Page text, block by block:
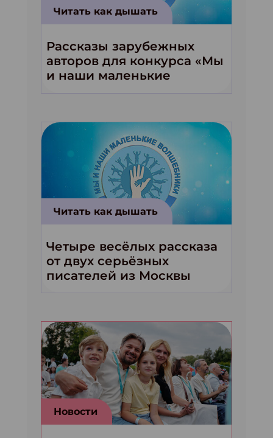
Читать как дышать
Рассказы зарубежных
авторов для конкурса «Мы
и наши маленькие
волшебники!»
Читать как дышать
Четыре весёлых рассказа
от двух серьёзных
писателей из Москвы
Новости